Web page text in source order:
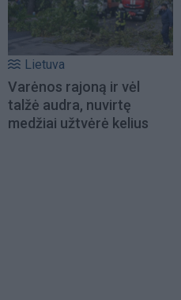
Lietuva
Varėnos rajoną ir vėl
talžė audra, nuvirtę
medžiai užtvėrė kelius